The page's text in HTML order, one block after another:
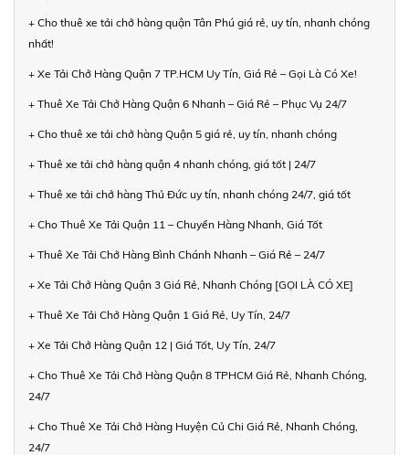
+ Cho thuê xe tải chở hàng quận Tân Phú giá rẻ, uy tín, nhanh chóng
nhất!
+ Xe Tải Chở Hàng Quận 7 TP.HCM Uy Tín, Giá Rẻ – Gọi Là Có Xe!
+ Thuê Xe Tải Chở Hàng Quận 6 Nhanh – Giá Rẻ – Phục Vụ 24/7
+ Cho thuê xe tải chở hàng Quận 5 giá rẻ, uy tín, nhanh chóng
+ Thuê xe tải chở hàng quận 4 nhanh chóng, giá tốt | 24/7
+ Thuê xe tải chở hàng Thủ Đức uy tín, nhanh chóng 24/7, giá tốt
+ Cho Thuê Xe Tải Quận 11 – Chuyển Hàng Nhanh, Giá Tốt
+ Thuê Xe Tải Chở Hàng Bình Chánh Nhanh – Giá Rẻ – 24/7
+ Xe Tải Chở Hàng Quận 3 Giá Rẻ, Nhanh Chóng [GỌI LÀ CÓ XE]
+ Thuê Xe Tải Chở Hàng Quận 1 Giá Rẻ, Uy Tín, 24/7
+ Xe Tải Chở Hàng Quận 12 | Giá Tốt, Uy Tín, 24/7
+ Cho Thuê Xe Tải Chở Hàng Quận 8 TPHCM Giá Rẻ, Nhanh Chóng,
24/7
+ Cho Thuê Xe Tải Chở Hàng Huyện Củ Chi Giá Rẻ, Nhanh Chóng,
24/7